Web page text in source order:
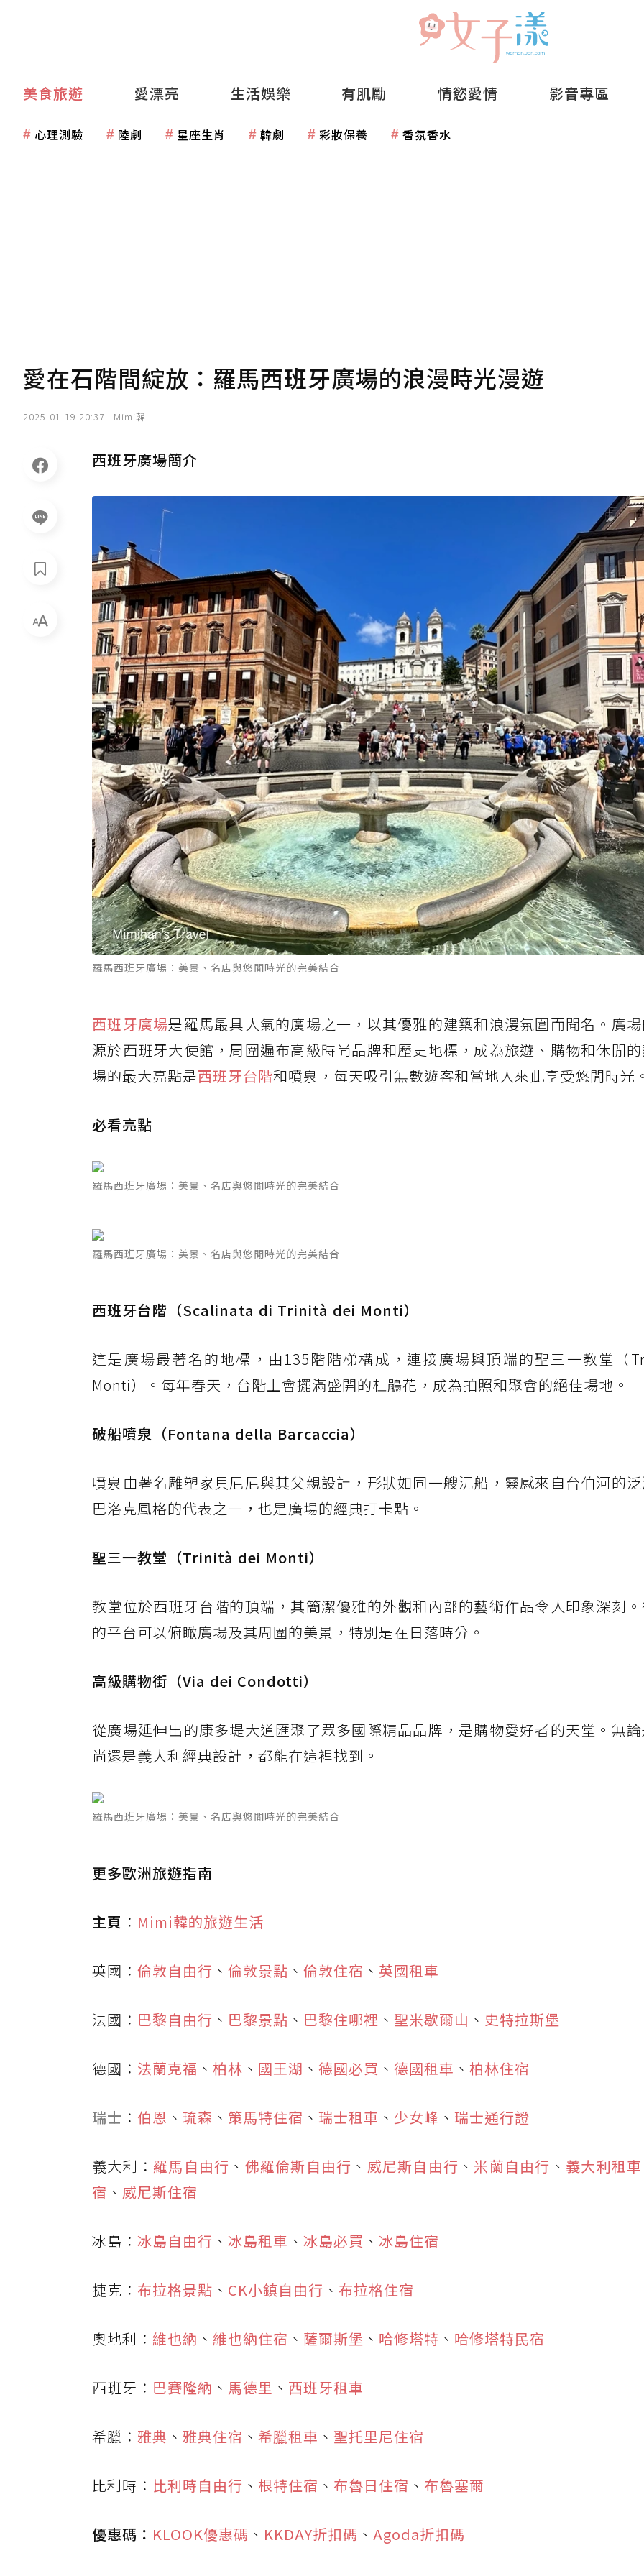
美食旅遊 愛漂亮 生活娛樂 有肌勵 情慾愛情 影音專區
心理測驗 陸劇 星座生肖 韓劇 彩妝保養 香氛香水
愛在石階間綻放：羅馬西班牙廣場的浪漫時光漫遊
2025-01-19 20:37 Mimi韓
西班牙廣場簡介
羅馬西班牙廣場：美景、名店與悠閒時光的完美結合
西班牙廣場是羅馬最具人氣的廣場之一，以其優雅的建築和浪漫氛圍而聞名。廣
源於西班牙大使館，周圍遍布高級時尚品牌和歷史地標，成為旅遊、購物和休閒
場的最大亮點是西班牙台階和噴泉，每天吸引無數遊客和當地人來此享受悠閒時光
必看亮點
羅馬西班牙廣場：美景、名店與悠閒時光的完美結合
羅馬西班牙廣場：美景、名店與悠閒時光的完美結合
西班牙台階（Scalinata di Trinità dei Monti）
這是廣場最著名的地標，由135階階梯構成，連接廣場與頂端的聖三一教堂（
Monti）。每年春天，台階上會擺滿盛開的杜鵑花，成為拍照和聚會的絕佳場地。
破船噴泉（Fontana della Barcaccia）
噴泉由著名雕塑家貝尼尼與其父親設計，形狀如同一艘沉船，靈感來自台伯河的
巴洛克風格的代表之一，也是廣場的經典打卡點。
聖三一教堂（Trinità dei Monti）
教堂位於西班牙台階的頂端，其簡潔優雅的外觀和內部的藝術作品令人印象深刻
的平台可以俯瞰廣場及其周圍的美景，特別是在日落時分。
高級購物街（Via dei Condotti）
從廣場延伸出的康多堤大道匯聚了眾多國際精品品牌，是購物愛好者的天堂。無
尚還是義大利經典設計，都能在這裡找到。
羅馬西班牙廣場：美景、名店與悠閒時光的完美結合
更多歐洲旅遊指南
主頁 ： Mimi韓的旅遊生活
英國： 倫敦自由行 、 倫敦景點 、 倫敦住宿 、 英國租車
法國： 巴黎自由行 、 巴黎景點 、 巴黎住哪裡 、 聖米歇爾山 、 史特拉斯堡
德國： 法蘭克福 、 柏林 、 國王湖 、 德國必買 、 德國租車 、 柏林住宿
瑞士 ： 伯恩 、 琉森 、 策馬特住宿 、 瑞士租車 、 少女峰 、 瑞士通行證
義大利： 羅馬自由行 、 佛羅倫斯自由行 、 威尼斯自由行 、 米蘭自由行 、 義大利租車
宿 、 威尼斯住宿
冰島： 冰島自由行 、 冰島租車 、 冰島必買 、 冰島住宿
捷克： 布拉格景點 、 CK小鎮自由行 、 布拉格住宿
奧地利： 維也納 、 維也納住宿 、 薩爾斯堡 、 哈修塔特 、 哈修塔特民宿
西班牙： 巴賽隆納 、 馬德里 、 西班牙租車
希臘： 雅典 、 雅典住宿 、 希臘租車 、 聖托里尼住宿
比利時： 比利時自由行 、 根特住宿 、 布魯日住宿 、 布魯塞爾
優惠碼： KLOOK優惠碼 、 KKDAY折扣碼 、 Agoda折扣碼